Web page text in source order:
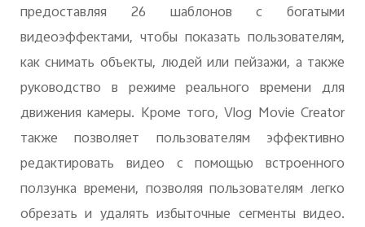
предоставляя 26 шаблонов с богатыми
видеоэффектами, чтобы показать пользователям,
как снимать объекты, людей или пейзажи, а также
руководство в режиме реального времени для
движения камеры. Кроме того, Vlog Movie Creator
также позволяет пользователям эффективно
редактировать видео с помощью встроенного
ползунка времени, позволяя пользователям легко
обрезать и удалять избыточные сегменты видео.